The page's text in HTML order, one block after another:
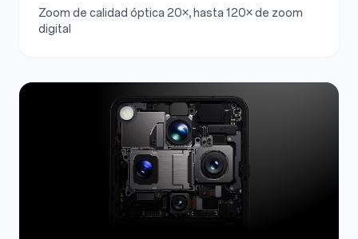
Zoom de calidad óptica 20×, hasta 120× de zoom
digital